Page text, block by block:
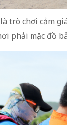
trò chơi cảm
phải mặc đồ